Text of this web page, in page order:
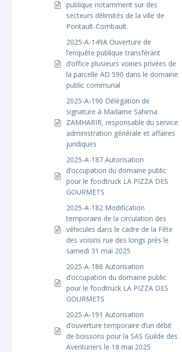
publique notamment sur des
secteurs délimités de la ville de
Pontault-Combault.
2025-A-149A Ouverture de
l’enquête publique transférant
d’office plusieurs voiries privées de
la parcelle AD 590 dans le domaine
public communal
2025-A-190 Délégation de
signature à Madame Sahima
ZAMHARIR, responsable du service
administration générale et affaires
juridiques
2025-A-187 Autorisation
d’occupation du domaine public
pour le foodtruck LA PIZZA DES
GOURMETS
2025-A-182 Modification
temporaire de la circulation des
véhicules dans le cadre de la Fête
des voisins rue des longs prés le
samedi 31 mai 2025
2025-A-186 Autorisation
d’occupation du domaine public
pour le foodtruck LA PIZZA DES
GOURMETS
2025-A-191 Autorisation
d’ouverture temporaire d’un débit
de boissons pour la SAS Guilde des
Aventuriers le 18 mai 2025